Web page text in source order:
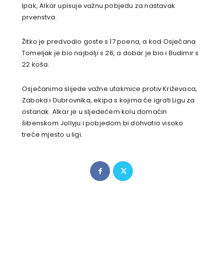
Ipak, Alkar upisuje važnu pobjedu za nastavak
prvenstva.
Žitko je predvodio goste s 17 poena, a kod Osječana
Tomeljak je bio najbolji s 26, a dobar je bio i Budimir s
22 koša.
Osječanima slijede važne utakmice protiv Križevaca,
Zaboka i Dubrovnika, ekipa s kojima će igrati Ligu za
ostanak. Alkar je u sljedećem kolu domaćin
šibenskom Jollyju i pobjedom bi dohvatio visoko
treće mjesto u ligi.